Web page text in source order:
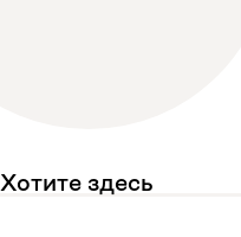
Хотите здесь